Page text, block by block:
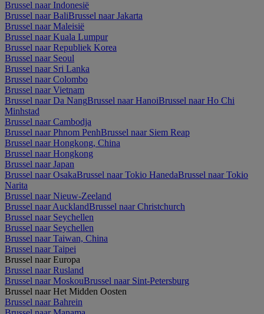
Brussel naar Indonesië
Brussel naar BaliBrussel naar Jakarta
Brussel naar Maleisië
Brussel naar Kuala Lumpur
Brussel naar Republiek Korea
Brussel naar Seoul
Brussel naar Sri Lanka
Brussel naar Colombo
Brussel naar Vietnam
Brussel naar Da NangBrussel naar HanoiBrussel naar Ho Chi
Minhstad
Brussel naar Cambodja
Brussel naar Phnom PenhBrussel naar Siem Reap
Brussel naar Hongkong, China
Brussel naar Hongkong
Brussel naar Japan
Brussel naar OsakaBrussel naar Tokio HanedaBrussel naar Tokio
Narita
Brussel naar Nieuw-Zeeland
Brussel naar AucklandBrussel naar Christchurch
Brussel naar Seychellen
Brussel naar Seychellen
Brussel naar Taiwan, China
Brussel naar Taipei
Brussel naar Europa
Brussel naar Rusland
Brussel naar MoskouBrussel naar Sint-Petersburg
Brussel naar Het Midden Oosten
Brussel naar Bahrein